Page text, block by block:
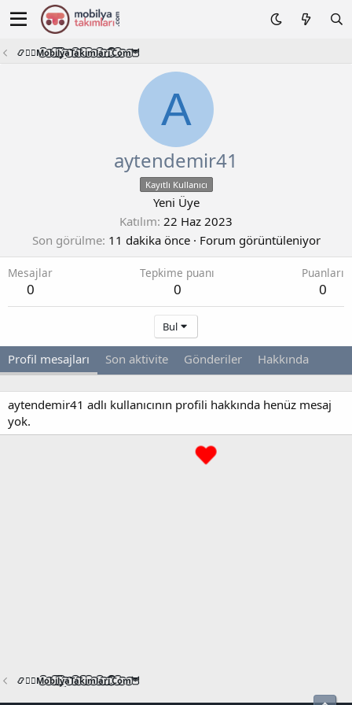
📿🧙‍♂️M͜͡o͜͡b͜͡i͜͡l͜͡y͜͡a͜͡T͜͡a͜͡k͜͡i͜͡m͜͡l͜͡a͜͡r͜͡i͜͡.͜͡C͜͡o͜͡m͜͡🦉
A
aytendemir41
Kayıtlı Kullanıcı
Yeni Üye
Katılım 22 Haz 2023
Son görülme 11 dakika önce · Forum görüntüleniyor
Mesajlar
0
Tepkime puanı
0
Puanları
0
Bul
Profil mesajları Son aktivite Gönderiler Hakkında
aytendemir41 adlı kullanıcının profili hakkında henüz mesaj
yok.
📿🧙‍♂️M͜͡o͜͡b͜͡i͜͡l͜͡y͜͡a͜͡T͜͡a͜͡k͜͡i͜͡m͜͡l͜͡a͜͡r͜͡i͜͡.͜͡C͜͡o͜͡m͜͡🦉